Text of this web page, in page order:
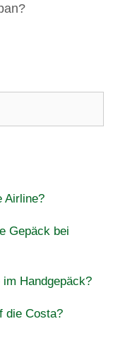
Airline?
Gepäck bei
Handgepäck?
die Costa?